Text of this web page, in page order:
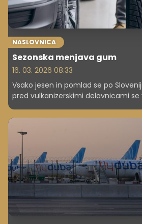
NASLOVNICA
Sezonska menjava gum
16. 03. 2026 08.33
Vsako jesen in pomlad se po
pred vulkanizerskimi delavnicami se
tedne vnaprej. Sezonska menjava
večino voznikov rutinsko opravilo a
pogosto stane bistveno več, kot bi
bi bile storitve predrage, temveč
menjavi, skladiščenju in
neopazno.